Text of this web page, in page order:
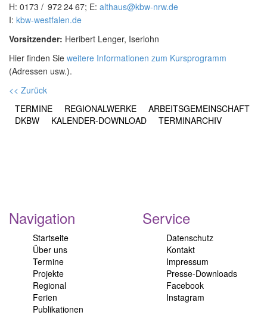
H: 0173 972 2467; E: althaus@kbw-nrw.de
I: kbw-westfalen.de
Vorsitzender: Heribert Lenger, Iserlohn
Hier finden Sie weitere Informationen zum Kursprogramm
(Adressen usw.).
<< Zurück
TERMINE
REGIONALWERKE
ARBEITSGEMEINSCHAFT
DKBW
KALENDER-DOWNLOAD TERMINARCHIV
Navigation
Startseite
Über uns
Termine
Projekte
Regional
Ferien
Publikationen
Service
Datenschutz
Kontakt
Impressum
Presse-Downloads
Facebook
Instagram